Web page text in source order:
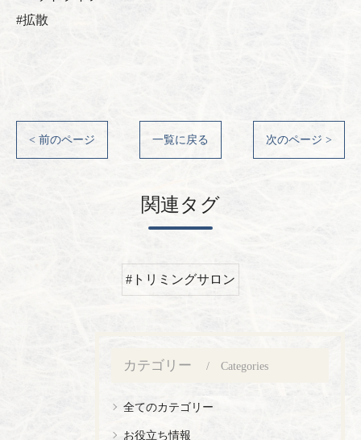
#拡散
< 前のページ 一覧に戻る 次のページ >
関連タグ
#トリミングサロン
カテゴリー Categories
全てのカテゴリー
お役立ち情報